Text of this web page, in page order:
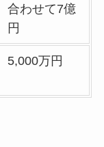
合わせて7億
円
5,000万円